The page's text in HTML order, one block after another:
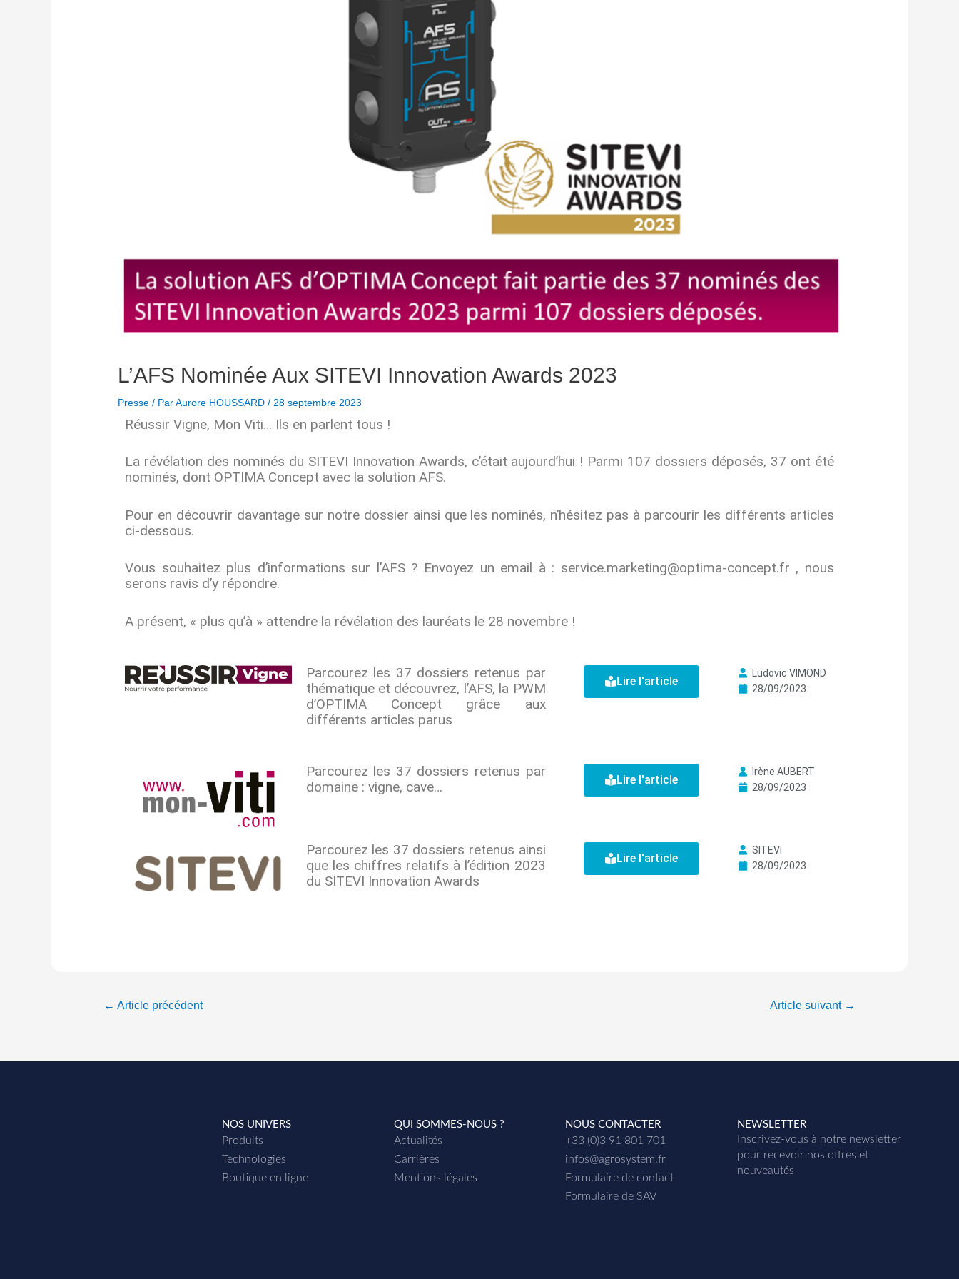
L’AFS Nominée Aux SITEVI Innovation Awards 2023
Presse / ParAurore HOUSSARD/ 28 septembre 2023
Réussir Vigne, Mon Viti… Ils en parlent tous !
La révélation des nominés du SITEVI Innovation Awards, c’était aujourd’hui ! Parmi 107 dossiers déposés, 37 ont été
nominés, dont OPTIMA Concept avec la solution AFS.
Pour en découvrir davantage sur notre dossier ainsi que les nominés, n’hésitez pas à parcourir les différents articles
ci-dessous.
Vous souhaitez plus d’informations sur l’AFS ? Envoyez un email à : service.marketing@optima-concept.fr , nous
serons ravis d’y répondre.
A présent, « plus qu’à » attendre la révélation des lauréats le 28 novembre !
Parcourez les 37 dossiers retenus par
thématique et découvrez, l’AFS, la PWM
d’OPTIMA Concept grâce aux
différents articles parus
Lire l'article
Ludovic VIMOND
28/09/2023
Parcourez les 37 dossiers retenus par
domaine : vigne, cave…
Lire l'article
Irène AUBERT
28/09/2023
Parcourez les 37 dossiers retenus ainsi
que les chiffres relatifs à l’édition 2023
du SITEVI Innovation Awards
Lire l'article
SITEVI
28/09/2023
← Article précédent Article suivant →
NOS UNIVERS
Produits
Technologies
Boutique en ligne
QUI SOMMES-NOUS ?
Actualités
Carrières
Mentions légales
NOUS CONTACTER
+33 (0)3 91 801 701
infos@agrosystem.fr
Formulaire de contact
Formulaire de SAV
NEWSLETTER
Inscrivez-vous à notre newsletter
pour recevoir nos offres et
nouveautés